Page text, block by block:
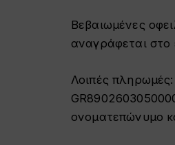
Βεβαιωμένες
αναγράφεται στο
Λοιπές
ονοματεπώνυμο